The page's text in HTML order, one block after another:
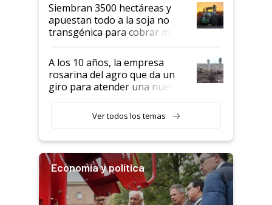
Siembran 3500 hectáreas y
apuestan todo a la soja no
transgénica para cobrar más
por tonelada: compraron un
semillero
A los 10 años, la empresa
rosarina del agro que da un
giro para atender una nueva
Ver todos los temas
Economía y política